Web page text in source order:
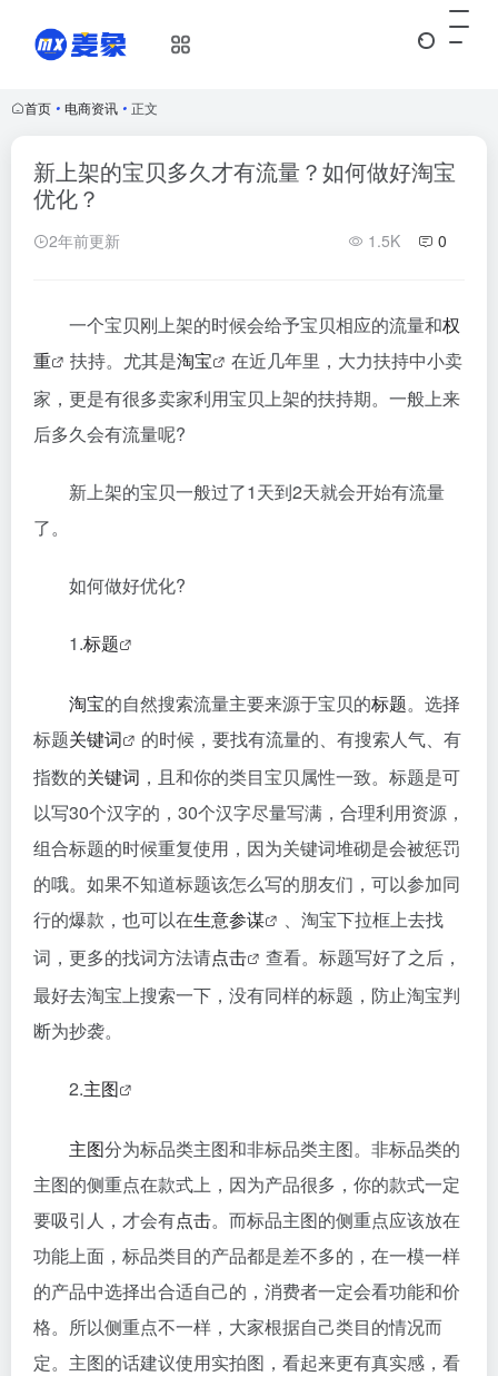
首页 • 电商资讯 • 正文
新上架的宝贝多久才有流量？如何做好淘宝
优化？
2年前更新 1.5K 0
一个宝贝刚上架的时候会给予宝贝相应的流量和权
重
扶持。尤其是淘宝
在近几年里，大力扶持中小卖
家，更是有很多卖家利用宝贝上架的扶持期。一般上来
后多久会有流量呢?
新上架的宝贝一般过了1天到2天就会开始有流量
了。
如何做好优化?
1.标题
淘宝的自然搜索流量主要来源于宝贝的标题。选择
标题关键词
的时候，要找有流量的、有搜索人气、有
指数的关键词 ，且和你的类目宝贝属性一致。标题是可
以写30个汉字的，30个汉字尽量写满，合理利用资源，
组合标题的时候重复使用，因为关键词堆砌是会被惩罚
的哦。如果不知道标题该怎么写的朋友们，可以参加同
行的爆款，也可以在生意参谋
、淘宝下拉框上去找
词，更多的找词方法请点击
查看。标题写好了之后，
最好去淘宝上搜索一下，没有同样的标题，防止淘宝判
断为抄袭。
2.主图
主图分为标品类主图和非标品类主图。非标品类的
主图的侧重点在款式上，因为产品很多，你的款式一定
要吸引人，才会有点击。而标品主图的侧重点应该放在
功能上面，标品类目的产品都是差不多的，在一模一样
的产品中选择出合适自己的，消费者一定会看功能和价
格。所以侧重点不一样，大家根据自己类目的情况而
定。主图的话建议使用实拍图，看起来更有真实感，看